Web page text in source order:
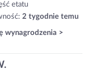
etatu
2 tygodnie temu
wynagrodzenia >